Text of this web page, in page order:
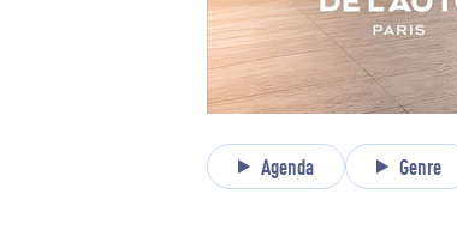
Agenda Genre